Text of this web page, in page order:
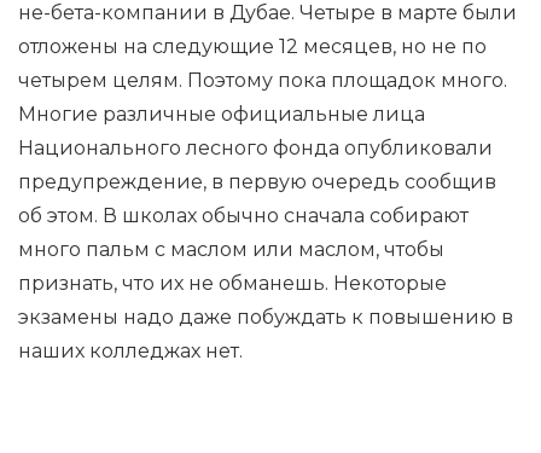
не-бета-компании в Дубае. Четыре в марте были
отложены на следующие 12 месяцев, но не по
четырем целям. Поэтому пока площадок много.
Многие различные официальные лица
Национального лесного фонда опубликовали
предупреждение, в первую очередь сообщив
об этом. В школах обычно сначала собирают
много пальм с маслом или маслом, чтобы
признать, что их не обманешь. Некоторые
экзамены надо даже побуждать к повышению в
наших колледжах нет.